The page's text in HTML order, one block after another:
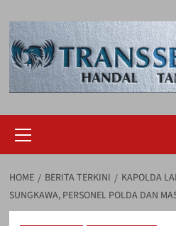
to
content
Menu
HOME BERITA TERKINI
KAPOLDA
SUNGKAWA, PERSONEL POLDA DAN